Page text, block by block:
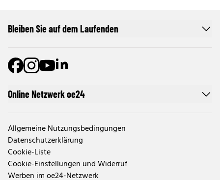
Online Netzwerk oe24
Allgemeine Nutzungsbedingungen
Datenschutzerklärung
Cookie-Liste
Cookie-Einstellungen und Widerruf
Werben im oe24-Netzwerk
Bleiben Sie auf dem Laufenden